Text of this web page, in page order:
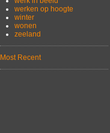
werken op hoogte
winter
wonen
zeeland
Most Recent